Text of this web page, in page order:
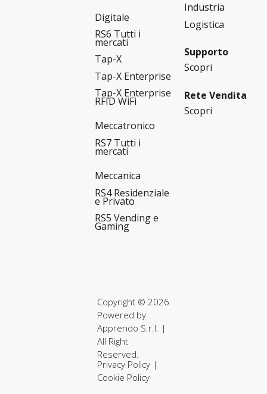
Digitale
RS6 Tutti i
mercati
Tap-X
Tap-X Enterprise
Tap-X Enterprise
RFID WiFi
Meccatronico
RS7 Tutti i
mercati
Meccanica
RS4 Residenziale
e Privato
RS5 Vending e
Gaming
Industria
Logistica
Supporto
Scopri
Rete Vendita
Scopri
Copyright © 2026
Powered by
Apprendo S.r.l. |
All Right
Reserved.
Privacy Policy|
Cookie Policy